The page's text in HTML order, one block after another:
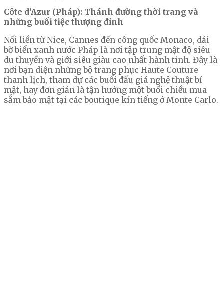
Côte d’Azur (Pháp): Thánh đường thời trang và
những buổi tiệc thượng đỉnh
Nối liền từ Nice, Cannes đến công quốc Monaco, dải
bờ biển xanh nước Pháp là nơi tập trung mật độ siêu
du thuyền và giới siêu giàu cao nhất hành tinh. Đây là
nơi bạn diện những bộ trang phục Haute Couture
thanh lịch, tham dự các buổi đấu giá nghệ thuật bí
mật, hay đơn giản là tận hưởng một buổi chiều mua
sắm bảo mật tại các boutique kín tiếng ở Monte Carlo.